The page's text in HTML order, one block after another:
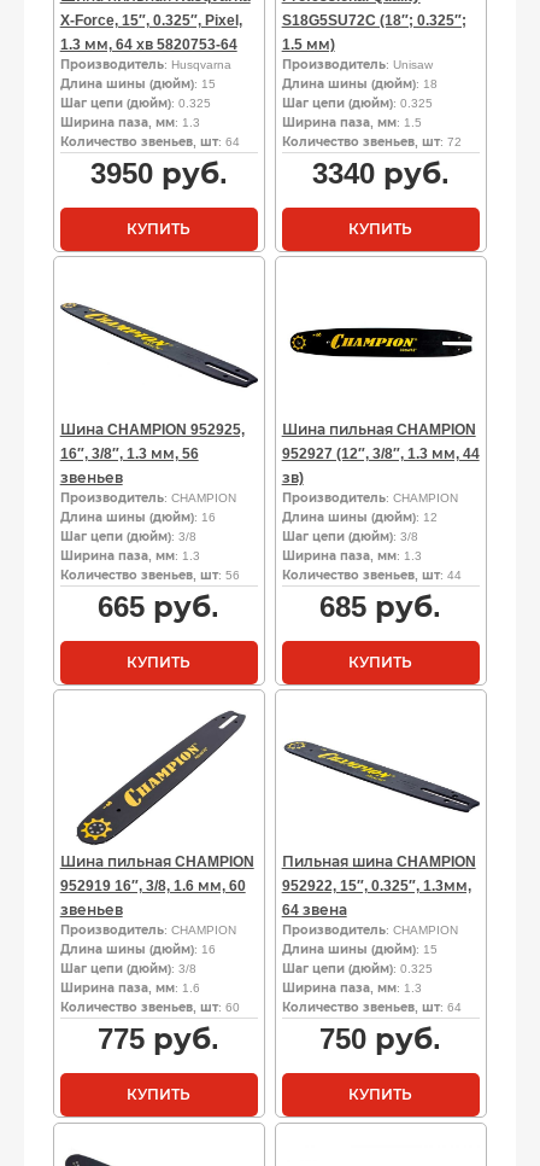
X-Force, 15″, 0.325″, Pixel,
1.3 мм, 64 хв 5820753-64
Производитель: Husqvarna
Длина шины (дюйм): 15
Шаг цепи (дюйм): 0.325
Ширина паза, мм: 1.3
Количество звеньев, шт: 64
3950руб.
КУПИТЬ
S18G5SU72C (18″; 0.325″;
1.5 мм)
Производитель: Unisaw
Длина шины (дюйм): 18
Шаг цепи (дюйм): 0.325
Ширина паза, мм: 1.5
Количество звеньев, шт: 72
3340руб.
КУПИТЬ
Шина CHAMPION 952925,
16″, 3/8″, 1.3 мм, 56
звеньев
Производитель: CHAMPION
Длина шины (дюйм): 16
Шаг цепи (дюйм): 3/8
Ширина паза, мм: 1.3
Количество звеньев, шт: 56
665 руб.
КУПИТЬ
Шина пильная CHAMPION
952927 (12″, 3/8″, 1.3 мм, 44
зв)
Производитель: CHAMPION
Длина шины (дюйм): 12
Шаг цепи (дюйм): 3/8
Ширина паза, мм: 1.3
Количество звеньев, шт: 44
685 руб.
КУПИТЬ
Шина пильная CHAMPION
952919 16″, 3/8, 1.6 мм, 60
звеньев
Производитель: CHAMPION
Длина шины (дюйм): 16
Шаг цепи (дюйм): 3/8
Ширина паза, мм: 1.6
Количество звеньев, шт: 60
775 руб.
КУПИТЬ
Пильная шина CHAMPION
952922, 15″, 0.325″, 1.3мм,
64 звена
Производитель: CHAMPION
Длина шины (дюйм): 15
Шаг цепи (дюйм): 0.325
Ширина паза, мм: 1.3
Количество звеньев, шт: 64
750 руб.
КУПИТЬ